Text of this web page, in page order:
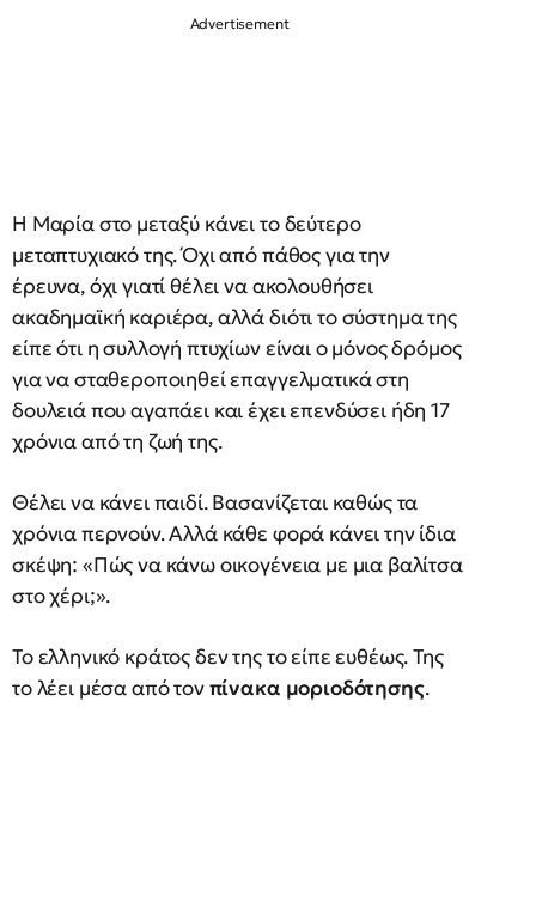
Η Μαρία στο μεταξύ κάνει το δεύτερο
μεταπτυχιακό της. Όχι από πάθος για την
έρευνα, όχι γιατί θέλει να ακολουθήσει
ακαδημαϊκή καριέρα, αλλά διότι το σύστημα της
είπε ότι η συλλογή πτυχίων είναι ο μόνος δρόμος
για να σταθεροποιηθεί επαγγελματικά στη
δουλειά που αγαπάει και έχει επενδύσει ήδη 17
χρόνια από τη ζωή της.
Θέλει να κάνει παιδί. Βασανίζεται καθώς τα
χρόνια περνούν. Αλλά κάθε φορά κάνει την ίδια
σκέψη: «Πώς να κάνω οικογένεια με μια βαλίτσα
στο χέρι;».
Το ελληνικό κράτος δεν της το είπε ευθέως. Της
το λέει μέσα από τονπίνακα μοριοδότησης.